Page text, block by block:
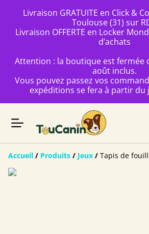
Livraison GRATUITE en Click &
Toulouse (31) sur
Livraison OFFERTE en Locker
d’achats
Attention : la boutique est fermée
août inclus.
Vous pouvez passez vos
expéditions se fera à partir du
Accueil / Produits / Jeux / Tapis de